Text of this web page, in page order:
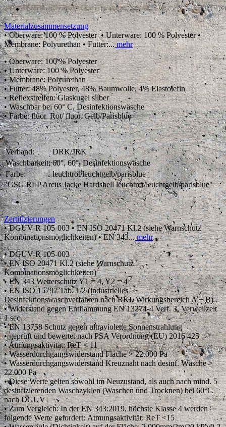
Materialzusammensetzung
• Oberware: 100 % Polyester • Unterware: 100 % Polyester •
Membrane: Polyurethan • Futter:...mehr
• Oberware: 100 % Polyester
• Unterware: 100 % Polyester
• Membrane: Polyurethan
• Futter: 48% Polyester, 48% Baumwolle, 4% Elastolefin
• Reflexstreifen: Glaskugel silber
• Waschbar bei 60° C, Desinfektionswäsche
• Farbe: fluor. Rot/ fluor. Gelb/Parisblue
Verband:
DRK/JRK
Waschbarkeit: 60°, 60°, Desinfektionswäsche
Farbe:
leuchtrot/leuchtgelb/parisblue
"GSG RLP Arcus Jacke Hardshell leuchtrot/leuchtgelb/parisblue"
Zertifizierungen
• DGUV-R 105-003 • EN ISO 20471 Kl.2 (siehe Warnschutz
Kombinationsmöglichkeiten) • EN 343...mehr
• DGUV-R 105-003
• EN ISO 20471 Kl.2 (siehe Warnschutz
Kombinationsmöglichkeiten)
• EN 343 Wetterschutz Y1 = 4, Y2 = 4
• EN ISO 15797 Tab. 1/2 (industrielles
Desinfektionswaschverfahren nach RKI, Wirkungsbereich A + B)
• Widerstand gegen Entflammung EN 13274-4 Verf. 3, Verweilzeit
1 sec.
• EN 13758 Schutz gegen ultraviolette Sonnenstrahlung
• geprüft und bewertet nach PSA Verordnung (EU) 2016 425
• Atmungsaktivität: ReT < 11
• Wasserdurchgangswiderstand Fläche > 22.000 Pa
• Wasserdurchgangswiderstand Kreuznaht nach desinf. Wäsche >
22.000 Pa
• Diese Werte gelten sowohl im Neuzustand, als auch nach mind. 5
desinfizierenden Waschzyklen (Waschen und Trocknen) bei 60°C
nach DGUV
• Zum Vergleich: In der EN 343:2019, höchste Klasse 4 werden
folgende Werte gefordert: Atmungsaktivität: ReT <15